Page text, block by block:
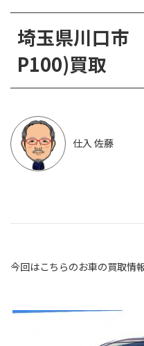
埼玉県川口市
P100)買取
仕入 佐藤
今回はこちらのお車の買取情